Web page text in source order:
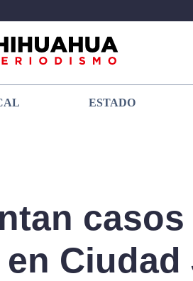
ESTADO
casos
Ciudad